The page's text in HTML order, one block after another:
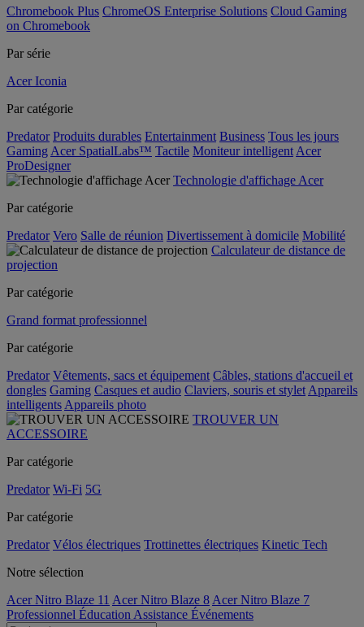
Chromebook Plus ChromeOS Enterprise Solutions Cloud Gaming
on Chromebook
Par série
Acer Iconia
Par catégorie
Predator Produits durables Entertainment Business Tous les jours
Gaming Acer SpatialLabs™ Tactile Moniteur intelligent Acer
ProDesigner
Technologie d'affichage Acer
Par catégorie
Predator Vero Salle de réunion Divertissement à domicile Mobilité
Calculateur de distance de
projection
Par catégorie
Grand format professionnel
Par catégorie
Predator Vêtements, sacs et équipement Câbles, stations d'accueil et
dongles Gaming Casques et audio Claviers, souris et stylet Appareils
intelligents Appareils photo
TROUVER UN
ACCESSOIRE
Par catégorie
Predator Wi-Fi 5G
Par catégorie
Predator Vélos électriques Trottinettes électriques Kinetic Tech
Notre sélection
Acer Nitro Blaze 11 Acer Nitro Blaze 8 Acer Nitro Blaze 7
Professionnel Éducation Assistance Événements